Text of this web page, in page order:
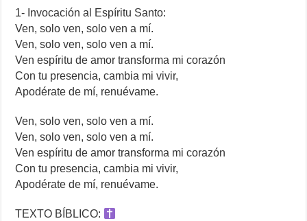
1- Invocación al Espíritu Santo:
Ven, solo ven, solo ven a mí.
Ven, solo ven, solo ven a mí.
Ven espíritu de amor transforma mi corazón
Con tu presencia, cambia mi vivir,
Apodérate de mí, renuévame.
Ven, solo ven, solo ven a mí.
Ven, solo ven, solo ven a mí.
Ven espíritu de amor transforma mi corazón
Con tu presencia, cambia mi vivir,
Apodérate de mí, renuévame.
TEXTO BÍBLICO: